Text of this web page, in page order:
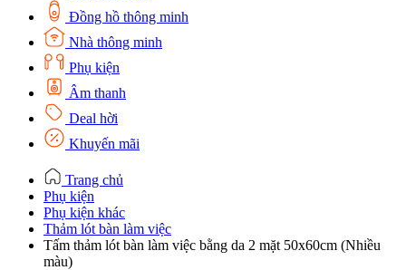
Đồng hồ thông minh
Nhà thông minh
Phụ kiện
Âm thanh
Deal hời
Khuyến mãi
Trang chủ
Phụ kiện
Phụ kiện khác
Thảm lót bàn làm việc
Tấm thảm lót bàn làm việc bằng da 2 mặt 50x60cm (Nhiều
màu)